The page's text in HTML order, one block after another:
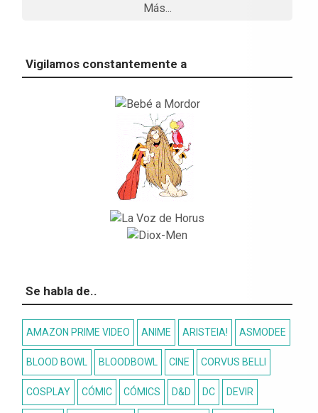
Más...
Vigilamos constantemente a
Se habla de..
AMAZON PRIME VIDEO ANIME ARISTEIA! ASMODEE
BLOOD BOWL BLOODBOWL CINE CORVUS BELLI
COSPLAY CÓMIC CÓMICS D&D DC DEVIR